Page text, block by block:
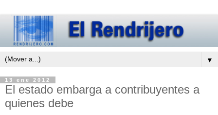
▼
13 ene 2012
El estado embarga a contribuyentes a
quienes debe